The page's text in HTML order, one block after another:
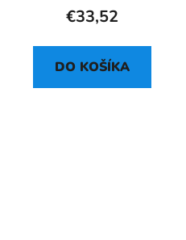
€33,52
DO KOŠÍKA